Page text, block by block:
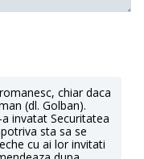
chiar daca
(dl. Golban).
invatat Securitatea
sta sa se
cu ai lor invitati